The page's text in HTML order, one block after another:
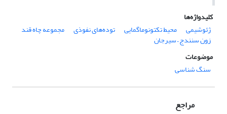
کلیدواژه‌ها
ژئوشیمی
محیط تکتونوماگمایی توده‌های نفوذی مجموعه چاه قند
زون سنندج – سیرجان
موضوعات
سنگ شناسی
مراجع